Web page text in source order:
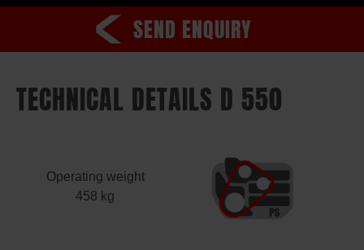
SEND ENQUIRY
TECHNICAL DETAILS D 550
Operating weight
458 kg